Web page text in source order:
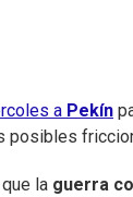
a Pekín
posibles
la guerra